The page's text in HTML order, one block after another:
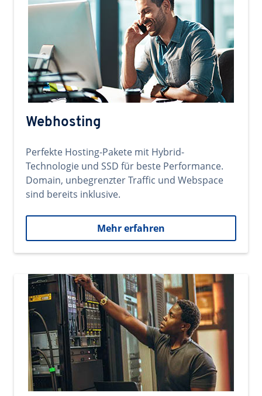
Webhosting
Perfekte Hosting-Pakete mit Hybrid-
Technologie und SSD für beste Performance.
Domain, unbegrenzter Traffic und Webspace
sind bereits inklusive.
Mehr erfahren